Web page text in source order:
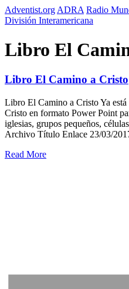
Adventist.org ADRA Radio
División Interamericana
Libro El
Libro El Camino a Cristo
Libro El Camino a Cristo Ya
Cristo en formato Power Point
iglesias, grupos pequeños,
Archivo Título Enlace 23/03/
Read More